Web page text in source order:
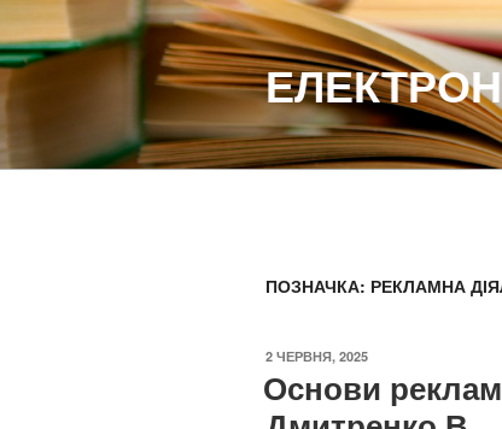
Перейти
до
вмісту
ПОЗНАЧКА: РЕКЛАМНА
ОПУБЛІКОВАНО
2 ЧЕРВНЯ, 2025
Основи